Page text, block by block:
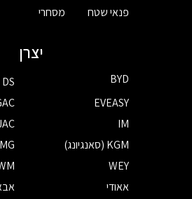
פנאי שטח
מסחרי
יצרן
BYD
DS
EVEASY
IM
KGM (סאנגיונג)
MG
WEY
אאודי